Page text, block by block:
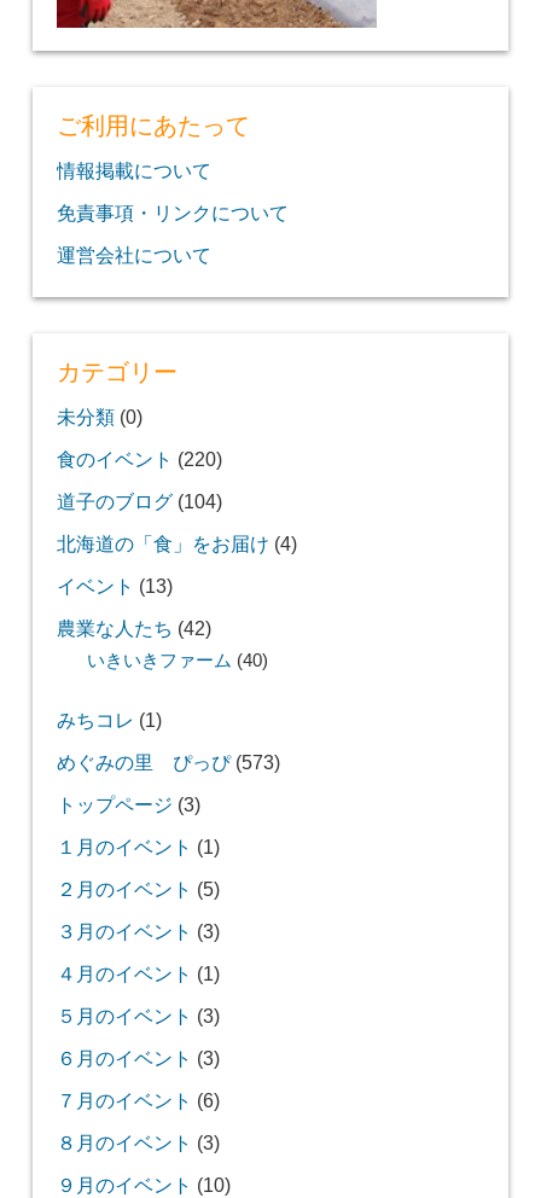
ご利用にあたって
情報掲載について
免責事項・リンクについて
運営会社について
カテゴリー
未分類(0)
食のイベント (220)
道子のブログ(104)
北海道の「食」をお届け (4)
イベント (13)
農業な人たち (42)
いきいきファーム (40)
みちコレ (1)
めぐみの里 ぴっぴ(573)
トップページ (3)
１月のイベント (1)
２月のイベント (5)
３月のイベント (3)
４月のイベント (1)
５月のイベント (3)
６月のイベント (3)
７月のイベント (6)
８月のイベント (3)
９月のイベント (10)